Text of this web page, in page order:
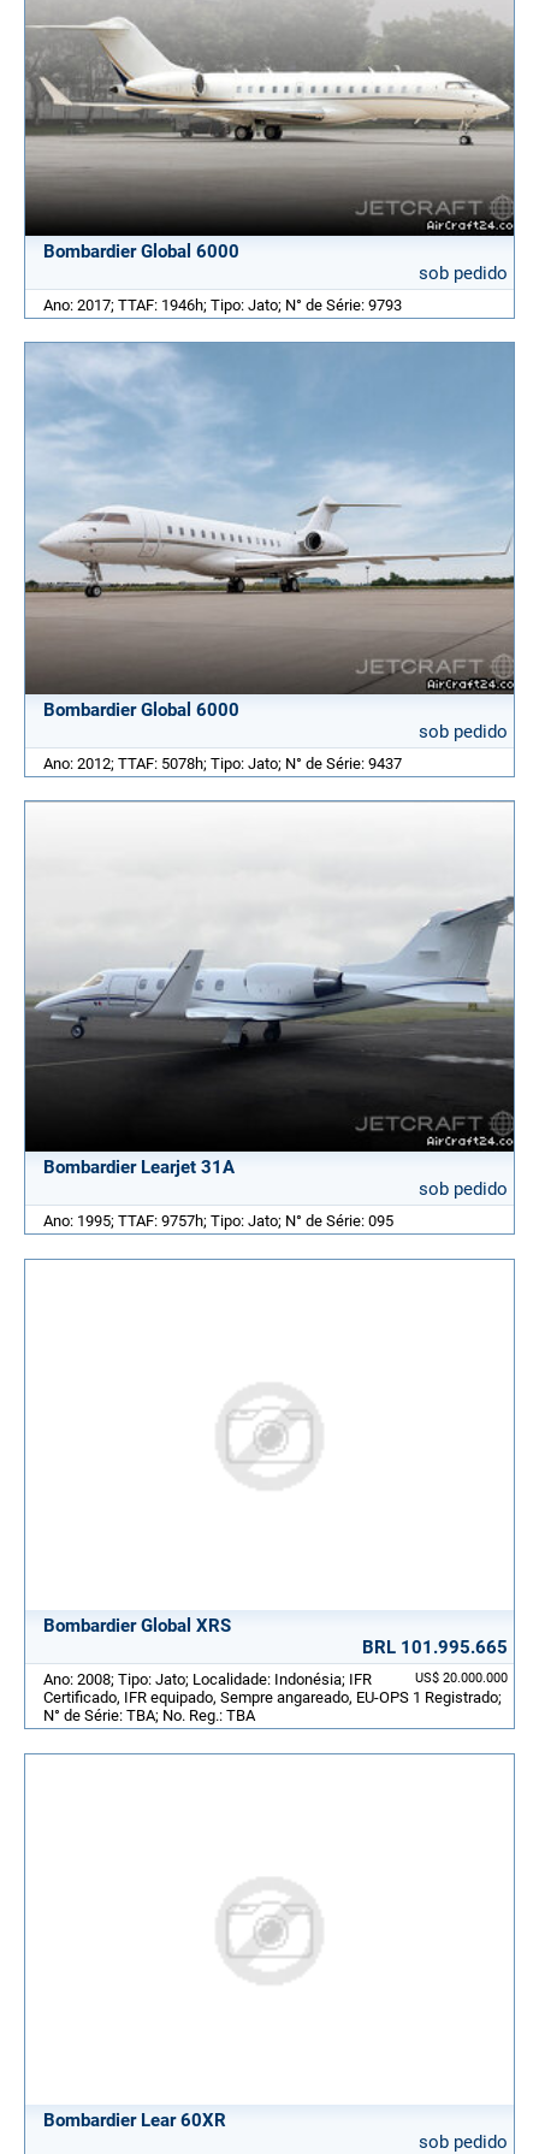
Bombardier Global 6000
sob pedido
Ano: 2017; TTAF: 1946h; Tipo: Jato; N° de Série: 9793
Bombardier Global 6000
sob pedido
Ano: 2012; TTAF: 5078h; Tipo: Jato; N° de Série: 9437
Bombardier Learjet 31A
sob pedido
Ano: 1995; TTAF: 9757h; Tipo: Jato; N° de Série: 095
Bombardier Global XRS
BRL 101.995.665
US$ 20.000.000
Ano: 2008; Tipo: Jato; Localidade: Indonésia; IFR
Certificado, IFR equipado, Sempre angareado, EU-OPS 1 Registrado;
N° de Série: TBA; No. Reg.: TBA
Bombardier Lear 60XR
sob pedido